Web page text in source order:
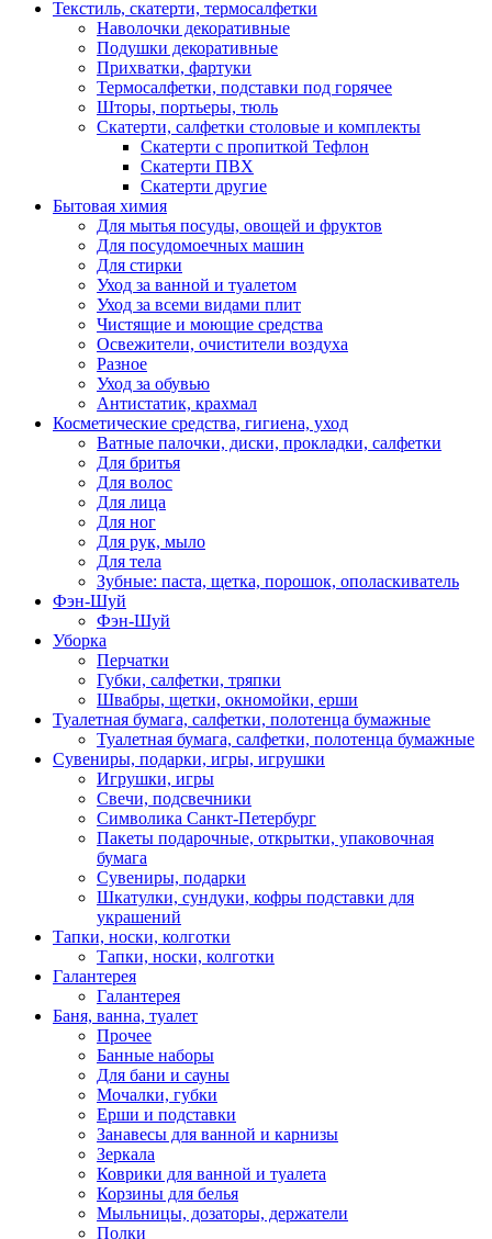
Текстиль, скатерти, термосалфетки
Наволочки декоративные
Подушки декоративные
Прихватки, фартуки
Термосалфетки, подставки под горячее
Шторы, портьеры, тюль
Скатерти, салфетки столовые и комплекты
Скатерти с пропиткой Тефлон
Скатерти ПВХ
Скатерти другие
Бытовая химия
Для мытья посуды, овощей и фруктов
Для посудомоечных машин
Для стирки
Уход за ванной и туалетом
Уход за всеми видами плит
Чистящие и моющие средства
Освежители, очистители воздуха
Разное
Уход за обувью
Антистатик, крахмал
Косметические средства, гигиена, уход
Ватные палочки, диски, прокладки, салфетки
Для бритья
Для волос
Для лица
Для ног
Для рук, мыло
Для тела
Зубные: паста, щетка, порошок, ополаскиватель
Фэн-Шуй
Фэн-Шуй
Уборка
Перчатки
Губки, салфетки, тряпки
Швабры, щетки, окномойки, ерши
Туалетная бумага, салфетки, полотенца бумажные
Туалетная бумага, салфетки, полотенца бумажные
Сувениры, подарки, игры, игрушки
Игрушки, игры
Свечи, подсвечники
Символика Санкт-Петербург
Пакеты подарочные, открытки, упаковочная
бумага
Сувениры, подарки
Шкатулки, сундуки, кофры подставки для
украшений
Тапки, носки, колготки
Тапки, носки, колготки
Галантерея
Галантерея
Баня, ванна, туалет
Прочее
Банные наборы
Для бани и сауны
Мочалки, губки
Ерши и подставки
Занавесы для ванной и карнизы
Зеркала
Коврики для ванной и туалета
Корзины для белья
Мыльницы, дозаторы, держатели
Полки